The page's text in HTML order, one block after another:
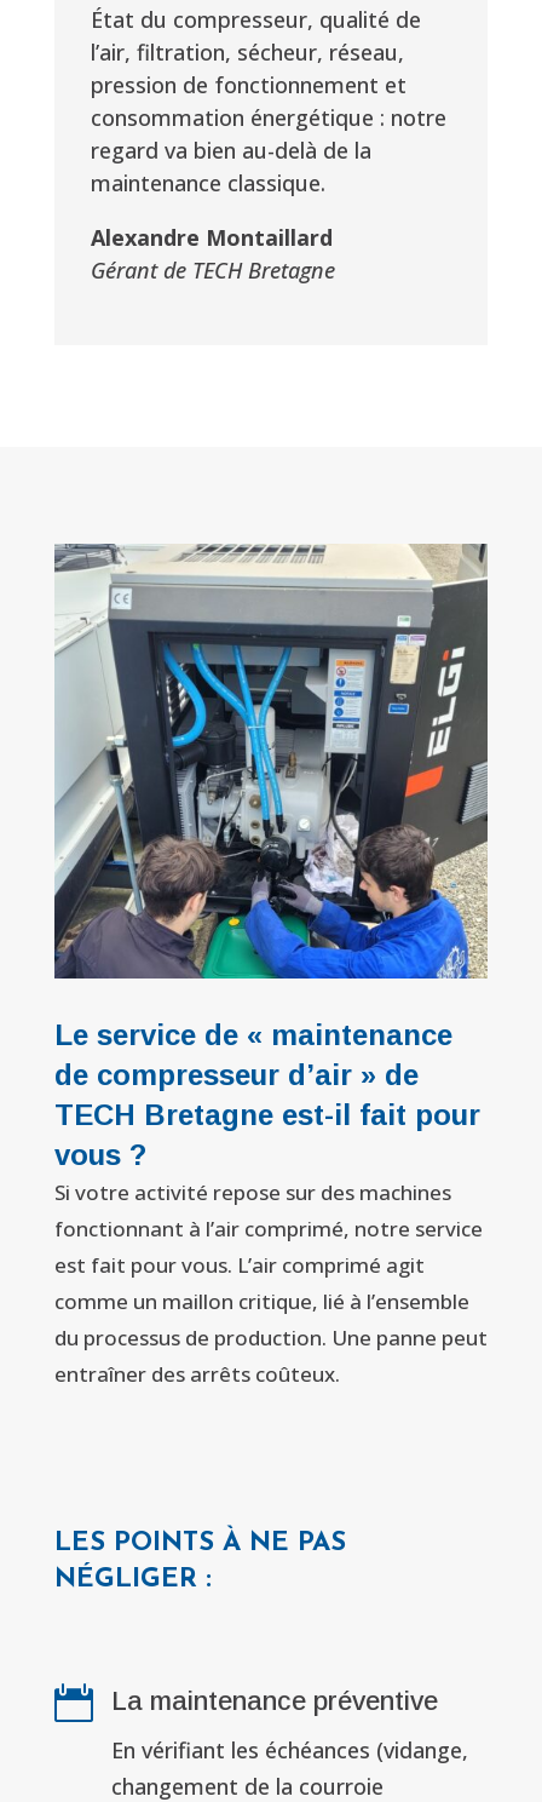
État du compresseur, qualité de
l’air, filtration, sécheur, réseau,
pression de fonctionnement et
consommation énergétique : notre
regard va bien au-delà de la
maintenance classique.
Alexandre Montaillard
Gérant de TECH Bretagne
Le service de « maintenance
de compresseur d’air » de
TECH Bretagne est-il fait pour
vous ?
Si votre activité repose sur des machines
fonctionnant à l’air comprimé, notre service
est fait pour vous. L’air comprimé agit
comme un maillon critique, lié à l’ensemble
du processus de production. Une panne peut
entraîner des arrêts coûteux.
LES POINTS À NE PAS
NÉGLIGER :
 La maintenance préventive
En vérifiant les échéances (vidange,
changement de la courroie